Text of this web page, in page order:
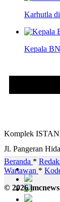
Karhutla
Kepala
Komplek
Jl. Pangeran
Beranda *
Wartawan *
© 2026